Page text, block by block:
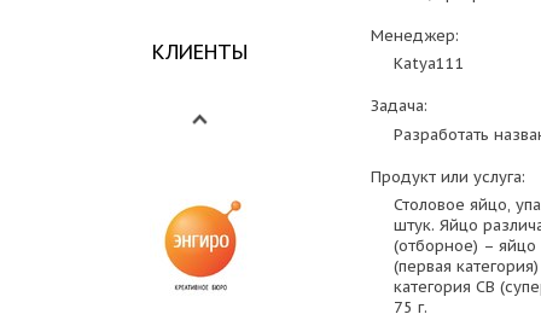
КЛИЕНТЫ
Менеджер:
Katya111
Задача:
Разработать
Продукт или услуга:
Столовое яйцо,
штук. Яйцо
(отборное) – яйцо
(первая
категория СВ
75 г.